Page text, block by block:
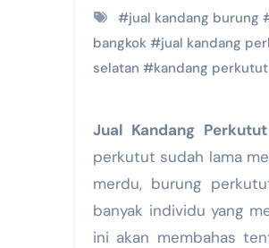
#jual kandang burung
bangkok #jual kandang
selatan #kandang
Jual Kandang
perkutut sudah lama
merdu, burung
banyak individu yang
ini akan membahas